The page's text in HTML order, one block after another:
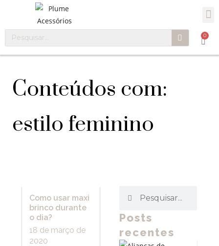
0
Conteúdos com:
estilo feminino
Como usar maxi
brinco durante
o dia?
18 de março de
2020
Posts
recentes